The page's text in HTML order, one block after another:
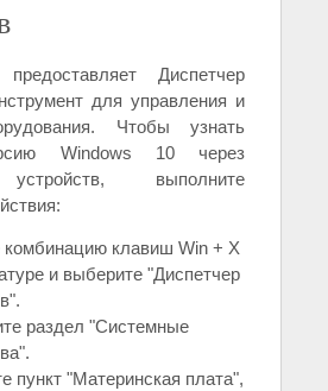
Диспетчер
для управления и
Чтобы узнать
Windows 10 через
выполните
клавиш Win + X
и выберите "Диспетчер
раздел "Системные
пункт "Материнская плата",